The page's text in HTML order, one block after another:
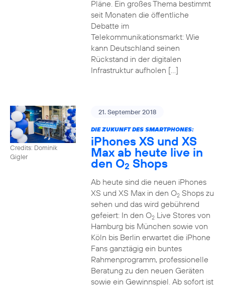
Pläne. Ein großes Thema bestimmt
seit Monaten die öffentliche
Debatte im
Telekommunikationsmarkt: Wie
kann Deutschland seinen
Rückstand in der digitalen
Infrastruktur aufholen […]
Credits: Dominik
Gigler
21. September 2018
DIE ZUKUNFT DES SMARTPHONES:
iPhones XS und XS
Max ab heute live in
den O2 Shops
Ab heute sind die neuen iPhones
XS und XS Max in den O2Shops zu
sehen und das wird gebührend
gefeiert: In den O2Live Stores von
Hamburg bis München sowie von
Köln bis Berlin erwartet die iPhone
Fans ganztägig ein buntes
Rahmenprogramm, professionelle
Beratung zu den neuen Geräten
sowie ein Gewinnspiel. Ab sofort ist